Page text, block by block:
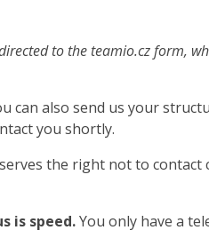
to the teamio.cz form,
can also send us your
you shortly.
the right not to
is speed.You only have a